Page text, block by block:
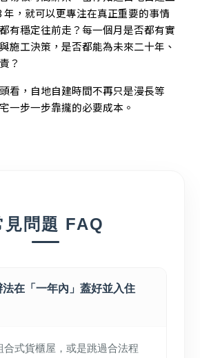
年，就可以更專注在真正重要的事情
有穩定往前走？每一個月是否都有實
施工決策，是否都能為未來二十年、
？
看，自地自建時間不再只是漫長等
一步一步靠攏的必要成本。
見問題 FAQ
法在「一年內」蓋好並入住
合式貨櫃屋，或是跳過合法程